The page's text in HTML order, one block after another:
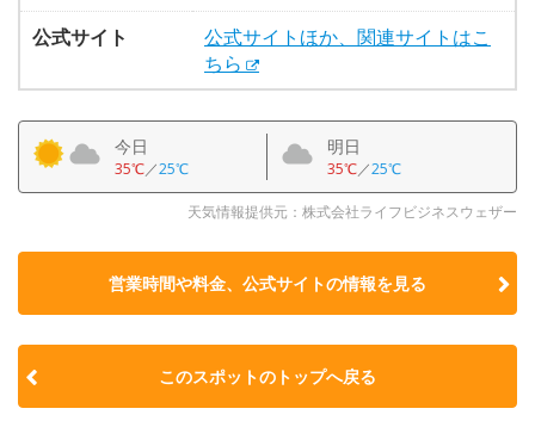
公式サイト
公式サイトほか、関連サイトはこ
ちら
今日
35℃／25℃
明日
35℃／25℃
天気情報提供元：株式会社ライフビジネスウェザー
営業時間や料金、公式サイトの情報を見る
このスポットのトップへ戻る